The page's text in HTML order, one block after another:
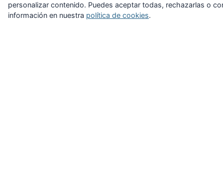
personalizar contenido. Puedes aceptar todas, rechazarlas o
información en nuestra política de cookies.